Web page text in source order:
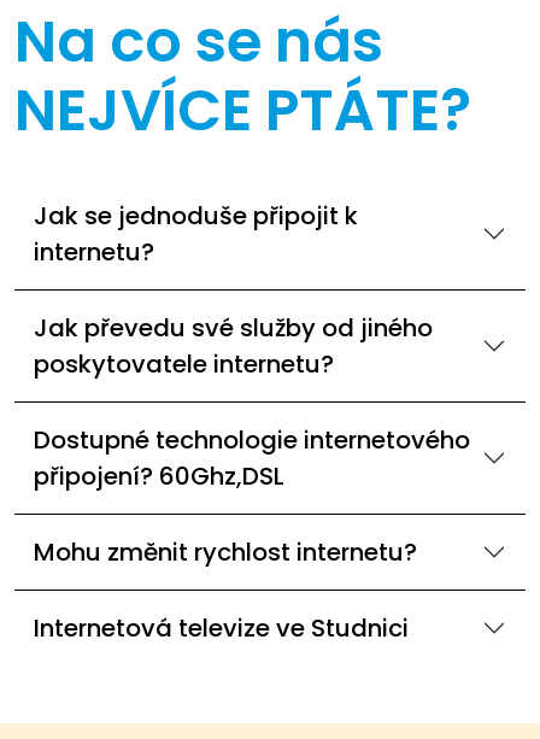
Na co se nás
NEJVÍCE PTÁTE?
Jak se jednoduše připojit k
internetu?
Jak převedu své služby od jiného
poskytovatele internetu?
Dostupné technologie internetového
připojení? 60Ghz,DSL
Mohu změnit rychlost internetu?
Internetová televize ve Studnici